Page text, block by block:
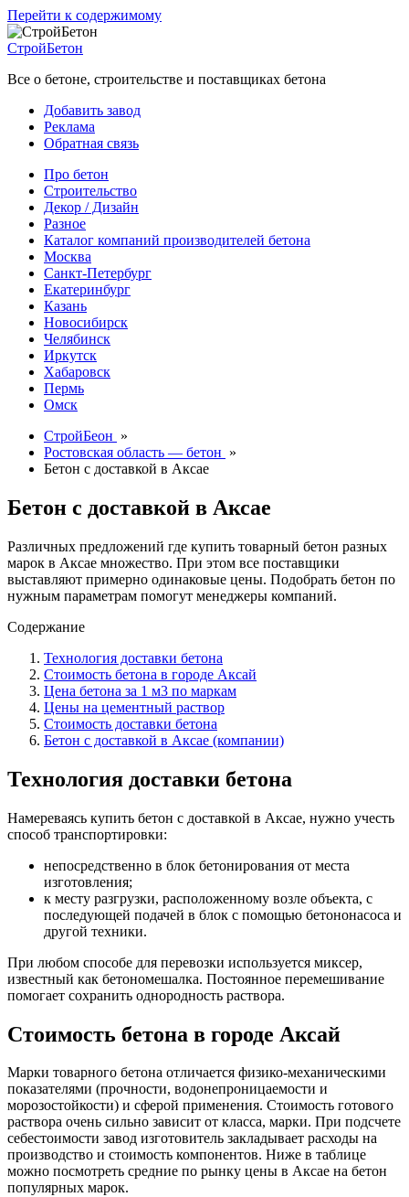
Перейти к содержимому
СтройБетон
Все о бетоне, строительстве и поставщиках бетона
Добавить завод
Реклама
Обратная связь
Про бетон
Строительство
Декор / Дизайн
Разное
Каталог компаний производителей бетона
Москва
Санкт-Петербург
Екатеринбург
Казань
Новосибирск
Челябинск
Иркутск
Хабаровск
Пермь
Омск
СтройБеон »
Ростовская область — бетон »
Бетон с доставкой в Аксае
Бетон с доставкой в Аксае
Различных предложений где купить товарный бетон разных
марок в Аксае множество. При этом все поставщики
выставляют примерно одинаковые цены. Подобрать бетон по
нужным параметрам помогут менеджеры компаний.
Содержание
Технология доставки бетона
Стоимость бетона в городе Аксай
Цена бетона за 1 м3 по маркам
Цены на цементный раствор
Стоимость доставки бетона
Бетон с доставкой в Аксае (компании)
Технология доставки бетона
Намереваясь купить бетон с доставкой в Аксае, нужно учесть
способ транспортировки:
непосредственно в блок бетонирования от места
изготовления;
к месту разгрузки, расположенному возле объекта, с
последующей подачей в блок с помощью бетононасоса и
другой техники.
При любом способе для перевозки используется миксер,
известный как бетономешалка. Постоянное перемешивание
помогает сохранить однородность раствора.
Стоимость бетона в городе Аксай
Марки товарного бетона отличается физико-механическими
показателями (прочности, водонепроницаемости и
морозостойкости) и сферой применения. Стоимость готового
раствора очень сильно зависит от класса, марки. При подсчете
себестоимости завод изготовитель закладывает расходы на
производство и стоимость компонентов. Ниже в таблице
можно посмотреть средние по рынку цены в Аксае на бетон
популярных марок.